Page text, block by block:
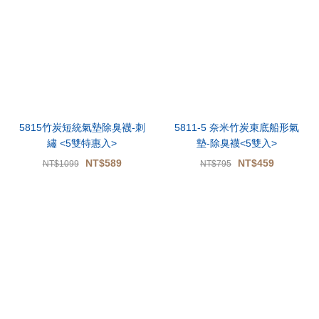
5815竹炭短統氣墊除臭襪-刺
繡 <5雙特惠入>
NT$1099 NT$589
5811-5 奈米竹炭束底船形氣
墊-除臭襪<5雙入>
NT$795 NT$459